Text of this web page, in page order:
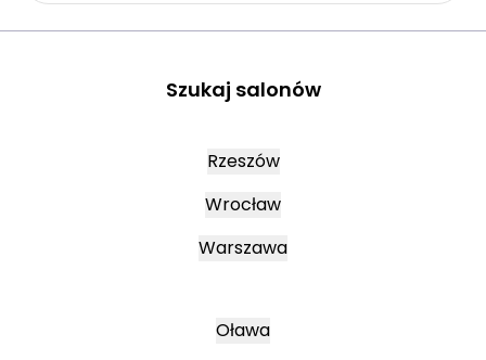
Szukaj salonów
Rzeszów
Wrocław
Warszawa
Oława